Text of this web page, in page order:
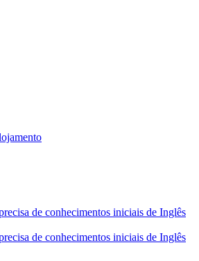
de conhecimentos iniciais de Inglês
de conhecimentos iniciais de Inglês